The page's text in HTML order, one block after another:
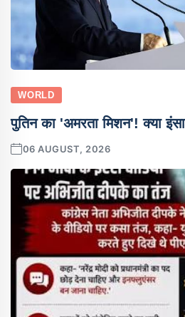
WORLD
पुतिन का 'अमरता मिशन'! क्या
06 AUGUST, 2026